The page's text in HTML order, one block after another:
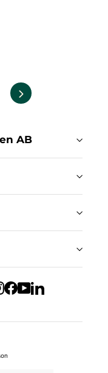
Nästa
AB
Instagram
Facebook
YouTube
LinkedIn